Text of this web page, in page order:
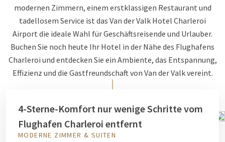
modernen Zimmern, einem erstklassigen Restaurant und
tadellosem Service ist das Van der Valk Hotel Charleroi
Airport die ideale Wahl für Geschäftsreisende und Urlauber.
Buchen Sie noch heute Ihr Hotel in der Nähe des Flughafens
Charleroi und entdecken Sie ein Ambiente, das Entspannung,
Effizienz und die Gastfreundschaft von Van der Valk vereint.
4-Sterne-Komfort nur wenige Schritte vom
Flughafen Charleroi entfernt
MODERNE ZIMMER & SUITEN